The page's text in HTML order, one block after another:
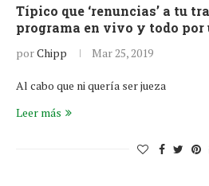
Típico que ‘renuncias’ a tu
programa en vivo y todo por
porChipp Mar 25, 2019
Al cabo que ni quería ser jueza
Leer más